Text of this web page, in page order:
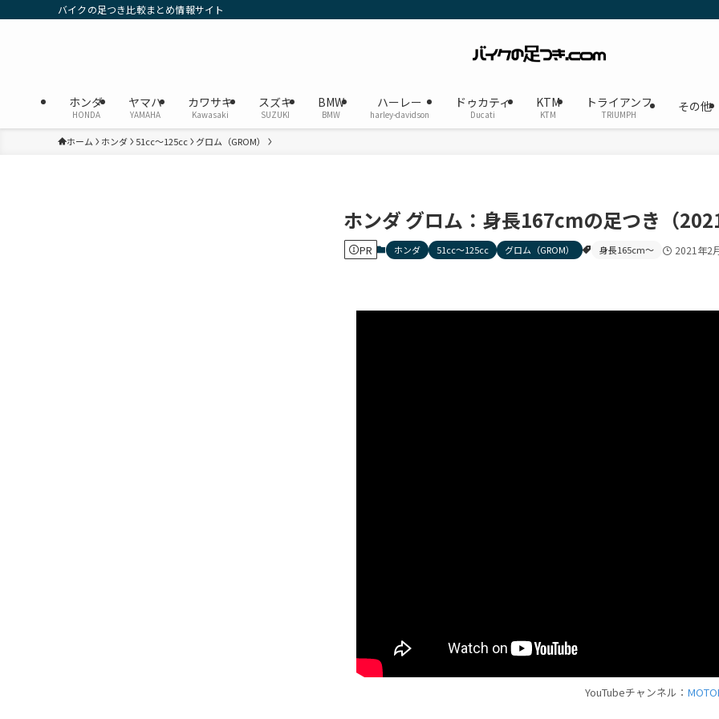
バイクの足つき比較まとめ情報サイト
ホンダ
HONDA
ヤマハ
YAMAHA
カワサキ
Kawasaki
スズキ
SUZUKI
BMW
BMW
ハーレー
harley-davidson
ドゥカティ
Ducati
KTM
KTM
トライアンフ
TRIUMPH
その他
ホーム ホンダ 51cc〜125cc グロム（GROM）
ホンダ グロム：身長167cmの足つき（
PR ホンダ 51cc〜125cc グロム（GROM） 身長165cm〜 2021年2
YouTubeチャンネル：